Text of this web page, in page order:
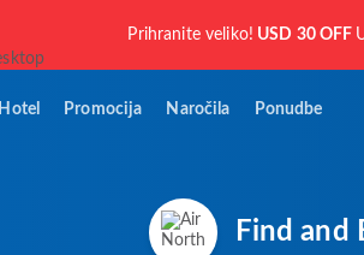
Prihranite veliko! USD 30 OFF
Hotel Promocija Naročila Ponudbe
Find and